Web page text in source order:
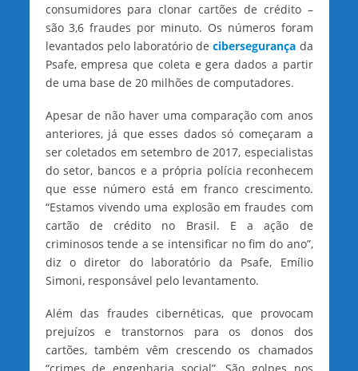
consumidores para clonar cartões de crédito –
são 3,6 fraudes por minuto. Os números foram
levantados pelo laboratório decibersegurança da
Psafe, empresa que coleta e gera dados a partir
de uma base de 20 milhões de computadores.
Apesar de não haver uma comparação com anos
anteriores, já que esses dados só começaram a
ser coletados em setembro de 2017, especialistas
do setor, bancos e a própria polícia reconhecem
que esse número está em franco crescimento.
“Estamos vivendo uma explosão em fraudes com
cartão de crédito no Brasil. E a ação de
criminosos tende a se intensificar no fim do ano”,
diz o diretor do laboratório da Psafe, Emílio
Simoni, responsável pelo levantamento.
Além das fraudes cibernéticas, que provocam
prejuízos e transtornos para os donos dos
cartões, também vêm crescendo os chamados